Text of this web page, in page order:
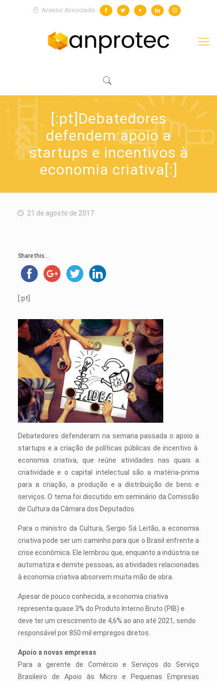
Acesso Associado
[:pt]Debatedores
defendem apoio a
startups e incentivos à
economia criativa[:]
21 de agosto de 2017
Share this...
[:pt]
Debatedores defenderam na semana passada o apoio a
startups e a criação de políticas públicas de incentivo à
economia criativa, que reúne atividades nas quais a
criatividade e o capital intelectual são a matéria-prima
para a criação, a produção e a distribuição de bens e
serviços. O tema foi discutido em seminário da Comissão
de Cultura da Câmara dos Deputados.
Para o ministro da Cultura, Sergio Sá Leitão, a economia
criativa pode ser um caminho para que o Brasil enfrente a
crise econômica. Ele lembrou que, enquanto a indústria se
automatiza e demite pessoas, as atividades relacionadas
à economia criativa absorvem muita mão de obra.
Apesar de pouco conhecida, a economia criativa
representa quase 3% do Produto Interno Bruto (PIB) e
deve ter um crescimento de 4,6% ao ano até 2021, sendo
responsável por 850 mil empregos diretos.
Apoio a novas empresas
Para a gerente de Comércio e Serviços do Serviço
Brasileiro de Apoio às Micro e Pequenas Empresas